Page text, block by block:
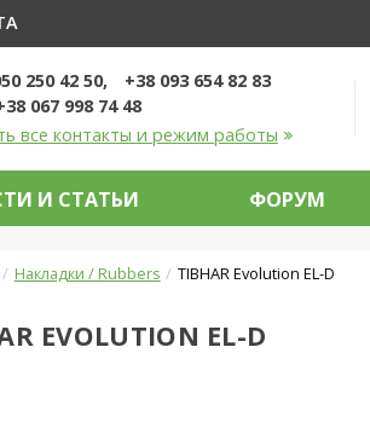
250 42 50
+38 093 654 82 83
067 998 74 48
все контакты и режим работы
И СТАТЬИ ФОРУМ
Накладки / Rubbers TIBHAR Evolution EL-D
EVOLUTION EL-D